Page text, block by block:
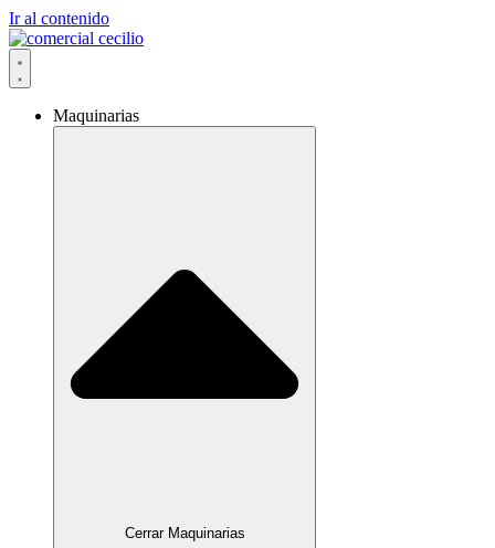
Ir al contenido
Maquinarias
Cerrar Maquinarias